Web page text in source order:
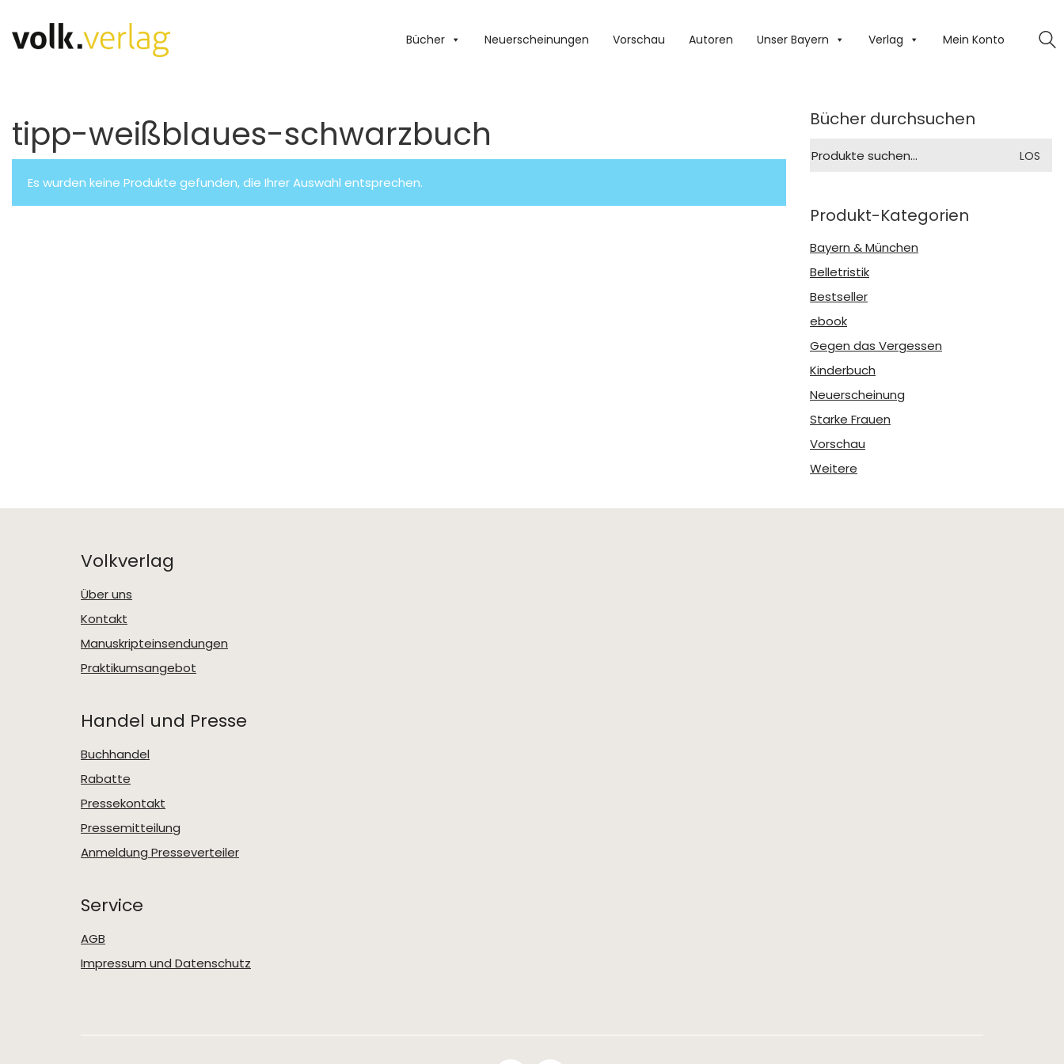
Bücher Neuerscheinungen Vorschau Autoren Unser Bayern Verlag Mein Konto
tipp-weißblaues-schwarzbuch
Es wurden keine Produkte gefunden, die Ihrer Auswahl entsprechen.
Bücher durchsuchen
nach:
LOS
Produkt-Kategorien
Bayern & München
Belletristik
Bestseller
ebook
Gegen das Vergessen
Kinderbuch
Neuerscheinung
Starke Frauen
Vorschau
Weitere
Volkverlag
Über uns
Kontakt
Manuskripteinsendungen
Praktikumsangebot
Handel und Presse
Buchhandel
Rabatte
Pressekontakt
Pressemitteilung
Anmeldung Presseverteiler
Service
AGB
Impressum und Datenschutz